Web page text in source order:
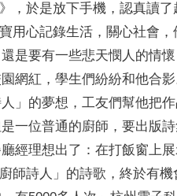
，於是放下手機，認真讀
用心記錄生活，關心社會
是要有一些悲天憫人的情
網紅，學生們紛紛和他合
」的夢想，工友們幫他把
一位普通的廚師，要出版
經理想出了：在打飯窗上
師詩人」的詩歌，終於有